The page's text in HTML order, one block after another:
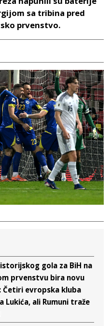
sa tribina pred
prvenstvo.
gola za BiH na
prvenstvu bira novu
Četiri evropska kluba
Lukića, ali Rumuni traže